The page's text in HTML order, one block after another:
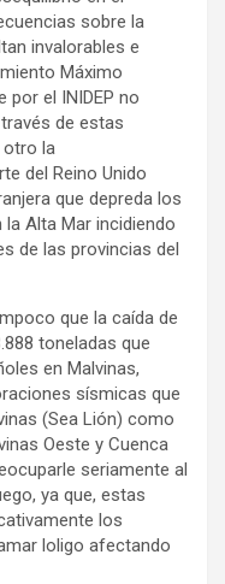
sobre la
invalorables e
Máximo
por el INIDEP no
de estas
otro la
del Reino Unido
que depreda los
Alta Mar incidiendo
de las provincias del
que la caída de
toneladas que
en Malvinas,
sísmicas que
(Sea Lión) como
Oeste y Cuenca
seriamente al
ya que, estas
los
loligo afectando